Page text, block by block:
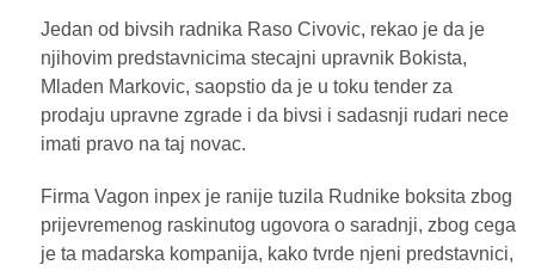
Jedan od bivsih radnika Raso Civovic, rekao je da je
njihovim predstavnicima stecajni upravnik Bokista,
Mladen Markovic, saopstio da je u toku tender za
prodaju upravne zgrade i da bivsi i sadasnji rudari nece
imati pravo na taj novac.
Firma Vagon inpex je ranije tuzila Rudnike boksita zbog
prijevremenog raskinutog ugovora o saradnji, zbog cega
je ta madarska kompanija, kako tvrde njeni predstavnici,